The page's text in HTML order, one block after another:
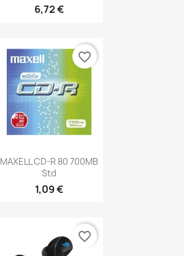
6,72 €
Aperçu rapide
MAXELL CD-R 80 700MB
Std
1,09 €
favorite_border
favorite_border